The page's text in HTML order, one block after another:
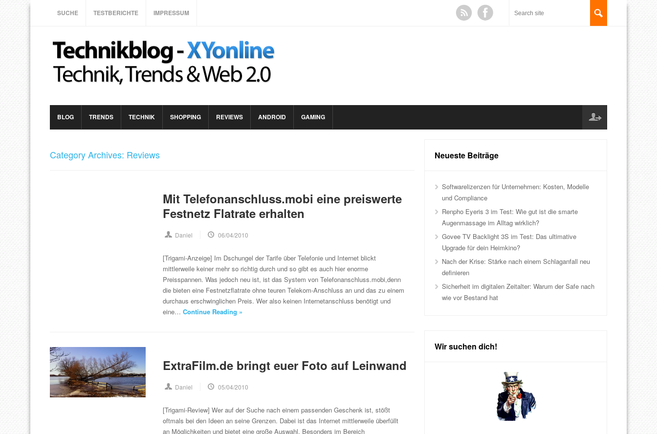
SUCHE TESTBERICHTE IMPRESSUM
BLOG TRENDS TECHNIK SHOPPING REVIEWS ANDROID GAMING
Category Archives: Reviews
Mit Telefonanschluss.mobi eine preiswerte
Festnetz Flatrate erhalten
Daniel 06/04/2010
[Trigami-Anzeige] Im Dschungel der Tarife über Telefonie und Internet blickt
mittlerweile keiner mehr so richtig durch und so gibt es auch hier enorme
Preisspannen. Was jedoch neu ist, ist das System von Telefonanschluss.mobi,denn
die bieten eine Festnetzflatrate ohne teuren Telekom-Anschluss an und das zu einem
durchaus erschwinglichen Preis. Wer also keinen Internetanschluss benötigt und
eine…Continue Reading »
ExtraFilm.de bringt euer Foto auf Leinwand
Daniel 05/04/2010
[Trigami-Review] Wer auf der Suche nach einem passenden Geschenk ist, stößt
oftmals bei den Ideen an seine Grenzen. Dabei ist das Internet mittlerweile überfüllt
an Möglichkeiten und bietet eine große Auswahl. Besonders im Bereich
Neueste Beiträge
Softwarelizenzen für Unternehmen: Kosten, Modelle
und Compliance
Renpho Eyeris 3 im Test: Wie gut ist die smarte
Augenmassage im Alltag wirklich?
Govee TV Backlight 3S im Test: Das ultimative
Upgrade für dein Heimkino?
Nach der Krise: Stärke nach einem Schlaganfall neu
definieren
Sicherheit im digitalen Zeitalter: Warum der Safe nach
wie vor Bestand hat
Wir suchen dich!